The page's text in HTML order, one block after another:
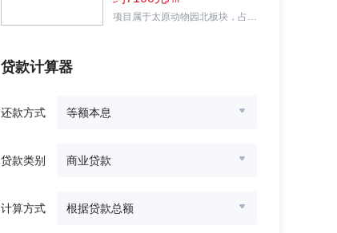
项目属于太原动物园北板块，占地约340万方，主推建面86㎡两居-136㎡三居户型，价格刚需。
贷款计算器
还款方式 等额本息
贷款类别 商业贷款
计算方式 根据贷款总额